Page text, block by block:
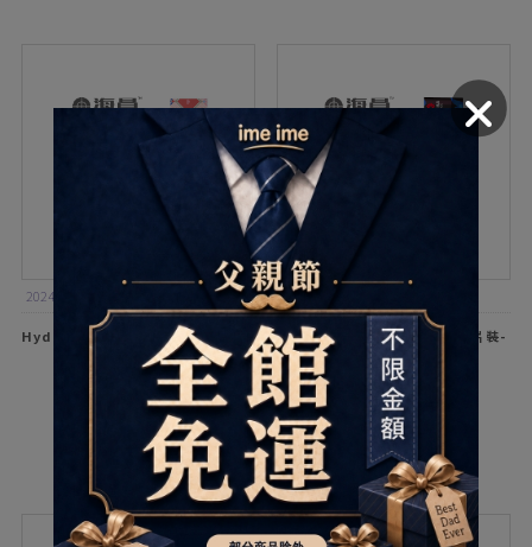
滿4件享折扣
2024新登場：煙花光束花紋，目不轉睛
Hydron海昌星眸心機彩色日拋10片
裝-心機瑪奇朵
加入配送單
Hydron海昌星眸彩色日拋10片裝-
Hazel 星鑽褐
$220
加入配送單